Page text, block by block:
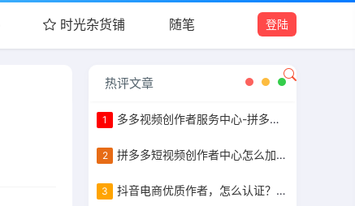
时光杂货铺 随笔 登陆
热评文章
1 多多视频创作者服务中心-拼多多作者等级认证
2 拼多多短视频创作者中心怎么加入，粉丝10万以上完成任务获得现金补贴
3 抖音电商优质作者，怎么认证？认证步骤指南